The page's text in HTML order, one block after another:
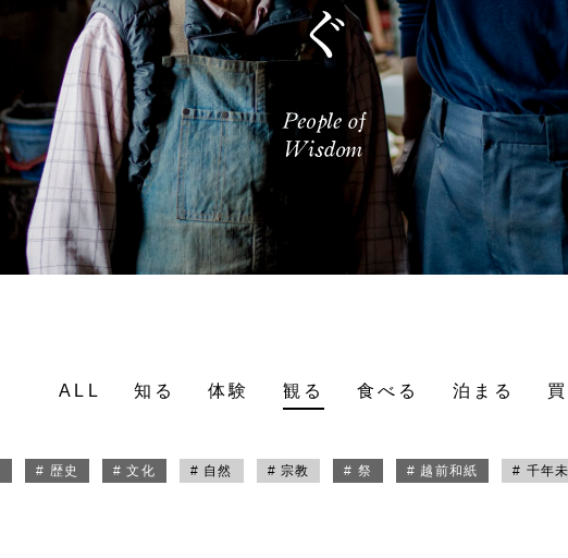
ALL 知る 体験 観る 食べる 泊まる
# 歴史 # 文化 # 自然 # 宗教 # 祭 # 越前和紙 # 千年